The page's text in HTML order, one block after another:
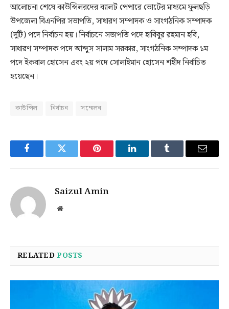
আলোচনা শেষে কাউন্সিলরদের ব্যালট পেপারে ভোটের মাধ্যমে ফুলছড়ি
উপজেলা বিএনপির সভাপতি, সাধারণ সম্পাদক ও সাংগঠনিক সম্পাদক
(দুটি) পদে নির্বাচন হয়। নির্বাচনে সভাপতি পদে হাবিবুর রহমান হবি,
সাধারণ সম্পাদক পদে আব্দুস সালাম সরকার, সাংগঠনিক সম্পাদক ১ম
পদে ইকবাল হোসেন এবং ২য় পদে সোলাইমান হোসেন শহীদ নির্বাচিত
হয়েছেন।
কাউন্সিল নির্বাচন সম্মেলন
FacebookTwitter Pinterest LinkedInTumblr Email
Saizul Amin
Website
RELATEDPOSTS